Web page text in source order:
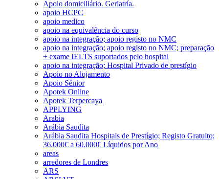
Apoio domiciliário. Geriatría.
apoio HCPC
apoio medico
apoio na equivalência do curso
apoio na integração; apoio registo no NMC
apoio na integração; apoio registo no NMC; preparação
+ exame IELTS suportados pelo hospital
apoio na integração; Hospital Privado de prestígio
Apoio no Alojamento
Apoio Sénior
Apotek Online
Apotek Terpercaya
APPLYING
Arabia
Arábia Saudita
Arábia Saudita Hospitais de Prestígio; Registo Gratuito;
36.000€ a 60.000€ Líquidos por Ano
areas
arredores de Londres
ARS